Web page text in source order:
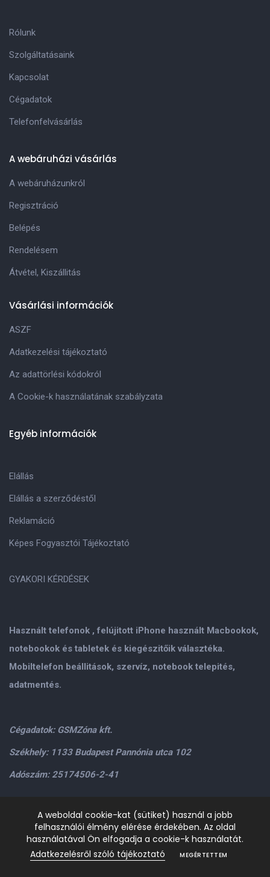
Használt telefonok , felújitott iPhone használt Macbookok,
notebookok és tabletek és kiegészitőik választéka.
Mobiltelefon beállitások, szervíz, notebook telepités,
adatmentés.
Cégadatok: GSMZóna kft.
Székhely: 1133 Budapest Pannónia utca 102
Adószám: 25174506-2-41
Személyes átvétel: GSMZóna kft. 1134.Bp. Váci út 9-15
H-P: 9.00-17.00,Szo: 9.00-13.00+36205534995+36209906363
gsmzonakft@gmail.com
Rólunk
Szolgáltatásaink
Kapcsolat
Cégadatok
Telefonfelvásárlás
A webáruházi vásárlás
A webáruházunkról
Regisztráció
Belépés
Rendelésem
Átvétel, Kiszállitás
Vásárlási információk
ASZF
Adatkezelési tájékoztató
Az adattörlési kódokról
A Cookie-k használatának szabályzata
Egyéb információk
Elállás
Elállás a szerződéstől
Reklamáció
Képes Fogyasztói Tájékoztató
GYAKORI KÉRDÉSEK
A weboldal cookie-kat (sütiket) használ a jobb
felhasználói élmény elérése érdekében. Az oldal
használatával Ön elfogadja a cookie-k használatát.
Adatkezelésről szóló tájékoztató
MEGÉRTETTEM